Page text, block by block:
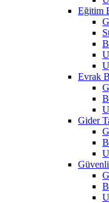
Eğitim
Evrak
Gider